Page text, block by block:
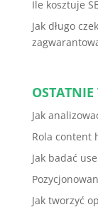
Ile kosztuje
Jak długo
OSTATNIE
Jak
Rola content
Jak badać
Jak tworzyć